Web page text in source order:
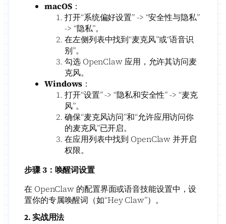
macOS：
打开“系统偏好设置” -> “安全性与隐私”
-> “隐私”。
在左侧列表中找到“麦克风”或“语音识
别”。
勾选 OpenClaw 应用，允许其访问麦
克风。
Windows ：
打开“设置” -> “隐私和安全性” -> “麦克
风”。
确保“麦克风访问”和“允许应用访问你
的麦克风”已开启。
在应用列表中找到 OpenClaw 并开启
权限。
步骤 3：唤醒词设置
在 OpenClaw 的配置界面或语音技能设置中，设
置你的专属唤醒词（如“Hey Claw”）。
2. 实战用法